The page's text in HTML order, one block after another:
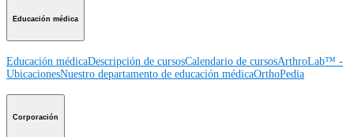
Educación médica
Educación médicaDescripción de cursosCalendario de cursosArthroLab™ -
UbicacionesNuestro departamento de educación médicaOrthoPedia
Corporación